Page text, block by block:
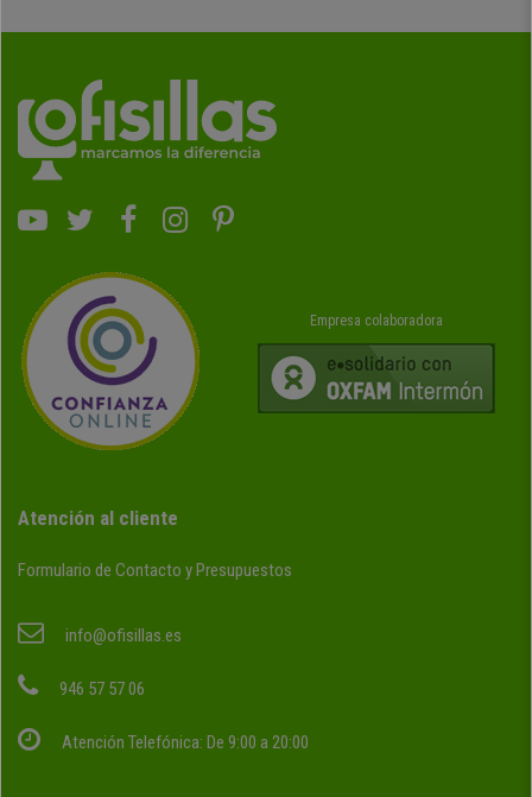
Empresa colaboradora
Atención al cliente
Formulario de Contacto y Presupuestos
info@ofisillas.es
946 57 57 06
Atención Telefónica: De 9:00 a 20:00